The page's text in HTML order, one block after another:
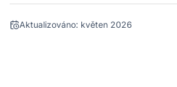
Aktualizováno: květen 2026